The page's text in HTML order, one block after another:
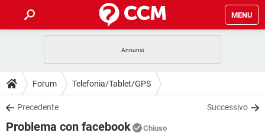
MENU
INTRATTENIMENTO ANDROID
iOS
INSTAGRAM WHATSAPP
GUIDE
COVID-19 GAMING
DOWNLOAD
COVID-19 GAMING
Forum Telefonia/Tablet/GPS
Precedente Successivo
Problema con facebook Chiuso